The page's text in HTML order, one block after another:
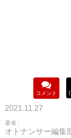
コメント
2021.11.27
著者 :
オトナンサー編集